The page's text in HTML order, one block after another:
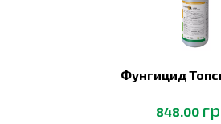
Фунгицид
848.00